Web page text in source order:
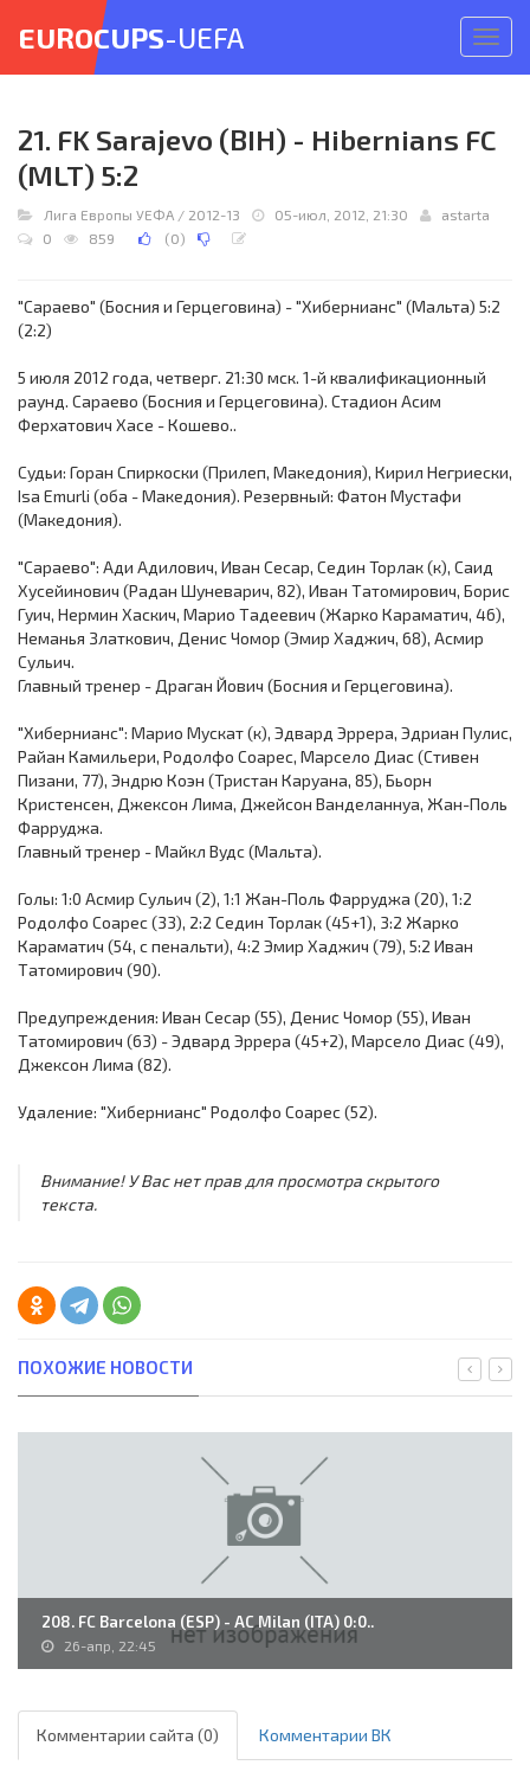
меню
EUROCUPS-UEFA
21. FK Sarajevo (BIH) - Hibernians FC
(MLT) 5:2
Лига Европы УЕФА / 2012-13 05-июл, 2012, 21:30
astarta
0
859 (0)
"Сараево" (Босния и Герцеговина) - "Хибернианс" (Мальта) 5:2
(2:2)
5 июля 2012 года, четверг. 21:30 мск. 1-й квалификационный
раунд. Сараево (Босния и Герцеговина). Стадион Асим
Ферхатович Хасе - Кошево..
Судьи: Горан Спиркоски (Прилеп, Македония), Кирил Негриески,
Isa Emurli (оба - Македония). Резервный: Фатон Мустафи
(Македония).
"Сараево": Ади Адилович, Иван Сесар, Седин Торлак (к), Саид
Хусейинович (Радан Шуневарич, 82), Иван Татомирович, Борис
Гуич, Нермин Хаскич, Марио Тадеевич (Жарко Караматич, 46),
Неманья Златкович, Денис Чомор (Эмир Хаджич, 68), Асмир
Сульич.
Главный тренер - Драган Йович (Босния и Герцеговина).
"Хибернианс": Марио Мускат (к), Эдвард Эррера, Эдриан Пулис,
Райан Камильери, Родолфо Соарес, Марсело Диас (Стивен
Пизани, 77), Эндрю Коэн (Тристан Каруана, 85), Бьорн
Кристенсен, Джексон Лима, Джейсон Ванделаннуа, Жан-Поль
Фарруджа.
Главный тренер - Майкл Вудс (Мальта).
Голы: 1:0 Асмир Сульич (2), 1:1 Жан-Поль Фарруджа (20), 1:2
Родолфо Соарес (33), 2:2 Седин Торлак (45+1), 3:2 Жарко
Караматич (54, с пенальти), 4:2 Эмир Хаджич (79), 5:2 Иван
Татомирович (90).
Предупреждения: Иван Сесар (55), Денис Чомор (55), Иван
Татомирович (63) - Эдвард Эррера (45+2), Марсело Диас (49),
Джексон Лима (82).
Удаление: "Хибернианс" Родолфо Соарес (52).
Внимание! У Вас нет прав для просмотра скрытого
текста.
ПОХОЖИЕ НОВОСТИ
208. FC Barcelona (ESP) - AC Milan (ITA) 0:0..
26-апр, 22:45
Комментарии сайта (0) Комментарии ВК